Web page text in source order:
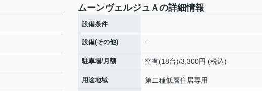
ムーンヴェルジュＡの詳細情報
設備条件
設備(その他) -
駐車場/月額 空有(18台)/3,300円 (税込)
用途地域 第二種低層住居専用